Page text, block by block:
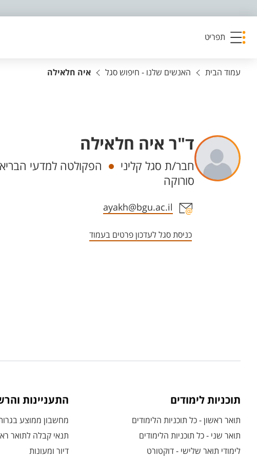
תפריט
עמוד הבית האנשים שלנו - חיפוש סגל איה חלאילה
ד"ר איה חלאילה
יחידות
חבר/ת סגל קליני
הפקולטה למדעי
סורוקה
אזור צור קשר עם איש הסגל
ayakh@bgu.ac.il
כניסת סגל לעדכון פרטים בעמוד
תוכניות לימודים
תואר ראשון - כל תוכניות הלימודים
תואר שני - כל תוכניות הלימודים
לימודי תואר שלישי - דוקטורט
התעניינות
מחשבון ממוצע
תנאי קבלה לתואר
דיור ומעונות